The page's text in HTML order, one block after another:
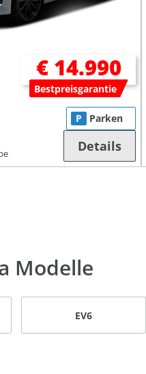
€ 14.990
Bestpreisgarantie
P Parken
Details
Modelle
EV6